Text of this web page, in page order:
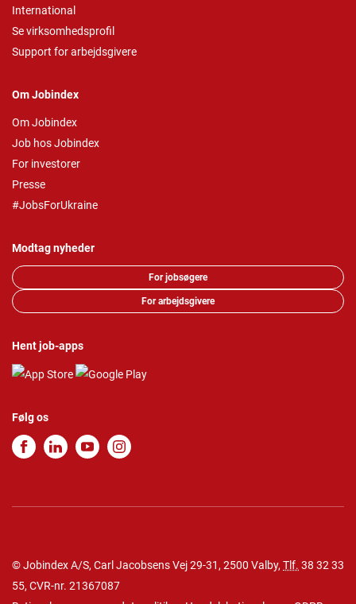
International
Se virksomhedsprofil
Support for arbejdsgivere
Om Jobindex
Om Jobindex
Job hos Jobindex
For investorer
Presse
#JobsForUkraine
Modtag nyheder
For jobsøgere
For arbejdsgivere
Hent job-apps
Følg os
© Jobindex A/S, Carl Jacobsens Vej 29-31, 2500 Valby, Tlf. 38 32 33
55, CVR-nr. 21367087